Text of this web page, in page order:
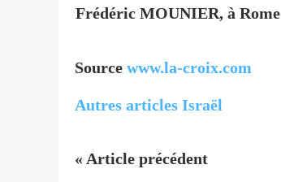
Frédéric MOUNIER, à Rome
Source www.la-croix.com
Autres articles Israël
« Article précédent